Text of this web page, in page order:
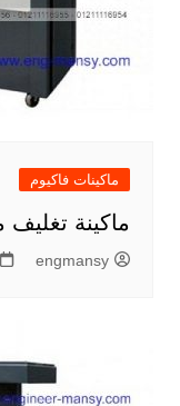
ماكينات فاكيوم
ماكينة
engmansy